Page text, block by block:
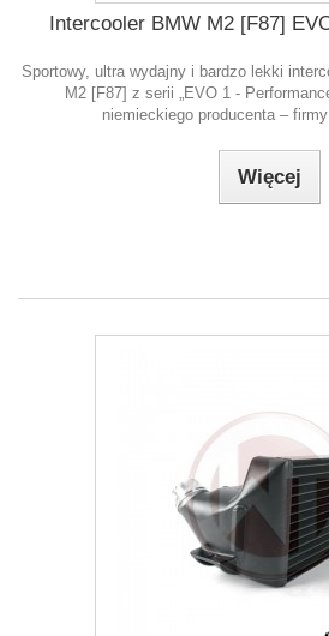
Intercooler BMW M2 [F87]
Sportowy, ultra wydajny i bardzo lekki
M2 [F87] z serii „EVO 1 -
niemieckiego producenta –
Więcej